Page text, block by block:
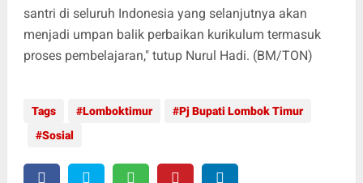
santri di seluruh Indonesia yang selanjutnya akan
menjadi umpan balik perbaikan kurikulum termasuk
proses pembelajaran," tutup Nurul Hadi. (BM/TON)
Tags Lomboktimur
Pj Bupati Lombok Timur
Sosial